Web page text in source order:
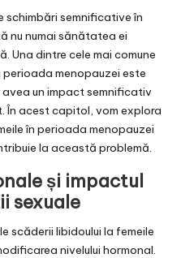
semnificative în
nu numai sănătatea ei
Una dintre cele mai comune
menopauzei este
un impact semnificativ
În acest capitol, vom explora
în perioada menopauzei
la această problemă.
și impactul
sexuale
scăderii libidoului la femeile
nivelului hormonal.